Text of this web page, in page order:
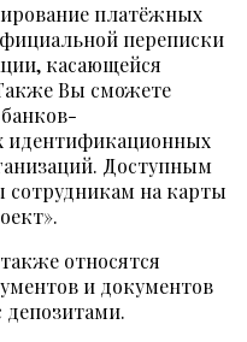
платёжных
переписки
касающейся
Вы сможете
идентификационных
Доступным
сотрудникам на карты
относятся
и документов
депозитами.